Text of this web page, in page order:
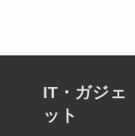
IT・ガジェ
ット